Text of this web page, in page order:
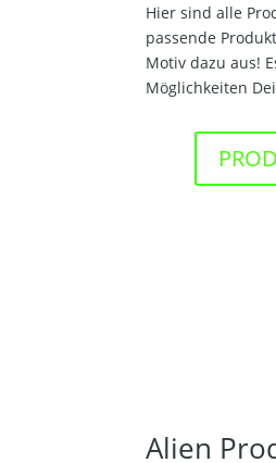
Hier sind alle
passende
Motiv dazu aus!
Möglichkeiten
Alien